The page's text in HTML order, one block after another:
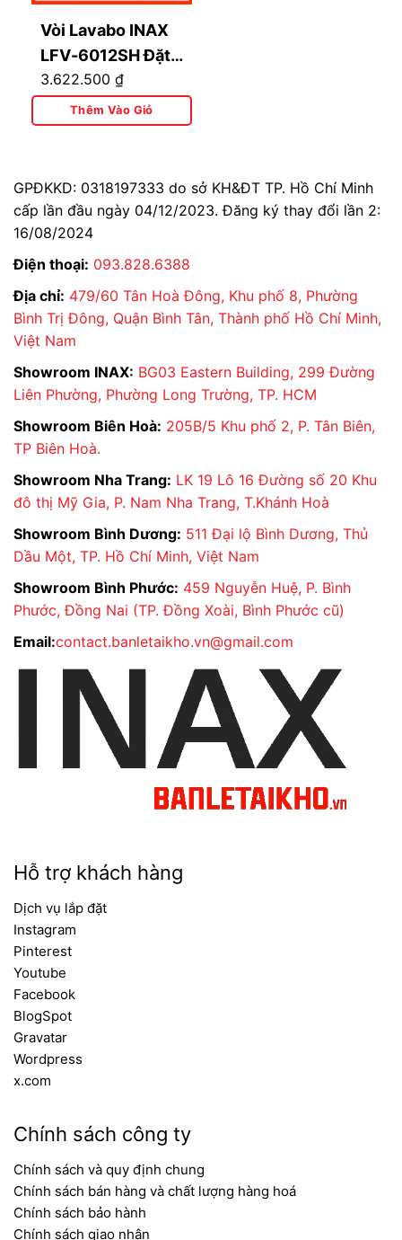
Vòi Lavabo INAX
LFV-6012SH Đặt
Bàn Nóng Lạnh
3.622.500 ₫
Thêm Vào Giỏ
GPĐKKD: 0318197333 do sở KH&ĐT TP. Hồ Chí Minh
cấp lần đầu ngày 04/12/2023. Đăng ký thay đổi lần 2:
16/08/2024
Điện thoại: 093.828.6388
Địa chỉ: 479/60 Tân Hoà Đông, Khu phố 8, Phường
Bình Trị Đông, Quận Bình Tân, Thành phố Hồ Chí Minh,
Việt Nam
Showroom INAX: BG03 Eastern Building, 299 Đường
Liên Phường, Phường Long Trường, TP. HCM
Showroom Biên Hoà: 205B/5 Khu phố 2, P. Tân Biên,
TP Biên Hoà.
Showroom Nha Trang: LK 19 Lô 16 Đường số 20 Khu
đô thị Mỹ Gia, P. Nam Nha Trang, T.Khánh Hoà
Showroom Bình Dương: 511 Đại lộ Bình Dương, Thủ
Dầu Một, TP. Hồ Chí Minh, Việt Nam
Showroom Bình Phước: 459 Nguyễn Huệ, P. Bình
Phước, Đồng Nai (TP. Đồng Xoài, Bình Phước cũ)
Email:contact.banletaikho.vn@gmail.com
Hỗ trợ khách hàng
Dịch vụ lắp đặt
Instagram
Pinterest
Youtube
Facebook
BlogSpot
Gravatar
Wordpress
x.com
Chính sách công ty
Chính sách và quy định chung
Chính sách bán hàng và chất lượng hàng hoá
Chính sách bảo hành
Chính sách giao nhận